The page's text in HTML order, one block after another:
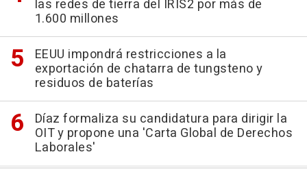
las redes de tierra del IRIS2 por más de
1.600 millones
EEUU impondrá restricciones a la
exportación de chatarra de tungsteno y
residuos de baterías
Díaz formaliza su candidatura para dirigir la
OIT y propone una 'Carta Global de Derechos
Laborales'